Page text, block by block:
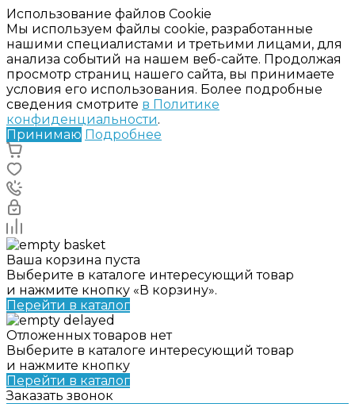
Использование файлов Cookie
Мы используем файлы cookie, разработанные
нашими специалистами и третьими лицами, для
анализа событий на нашем веб-сайте. Продолжая
просмотр страниц нашего сайта, вы принимаете
условия его использования. Более подробные
сведения смотрите в Политике
конфиденциальности.
Принимаю Подробнее
Ваша корзина пуста
Выберите в каталоге интересующий товар
и нажмите кнопку «В корзину».
Перейти в каталог
Отложенных товаров нет
Выберите в каталоге интересующий товар
и нажмите кнопку
Перейти в каталог
Заказать звонок